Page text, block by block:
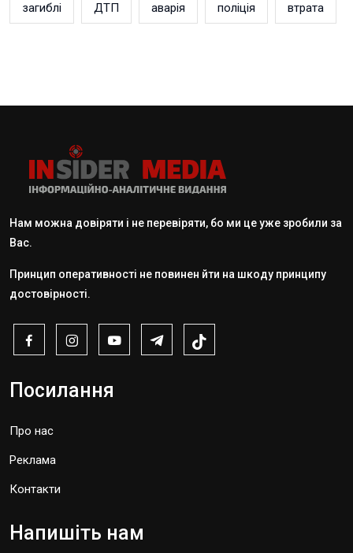
загиблі ДТП аварія поліція втрата
Нам можна довіряти і не перевіряти, бо ми це уже зробили за
Вас.
Принцип оперативності не повинен йти на шкоду принципу
достовірності.
Посилання
Про нас
Реклама
Контакти
Напишіть нам